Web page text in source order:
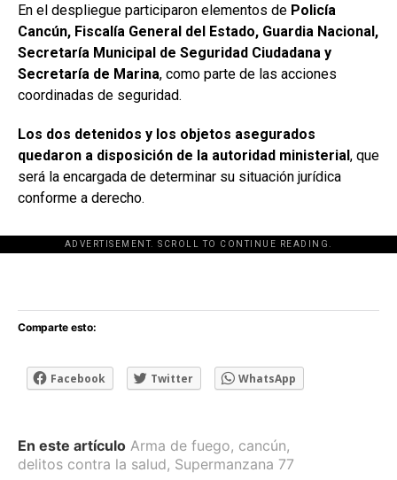
En el despliegue participaron elementos de Policía
Cancún, Fiscalía General del Estado, Guardia Nacional,
Secretaría Municipal de Seguridad Ciudadana y
Secretaría de Marina, como parte de las acciones
coordinadas de seguridad.
Los dos detenidos y los objetos asegurados
quedaron a disposición de la autoridad ministerial, que
será la encargada de determinar su situación jurídica
conforme a derecho.
ADVERTISEMENT. SCROLL TO CONTINUE READING.
[adsforwp id="243463"]
Comparte esto:
Facebook Twitter WhatsApp
En este artículo Arma de fuego, cancún,
delitos contra la salud, Supermanzana 77